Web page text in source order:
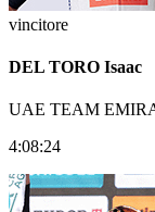
vincitore
DEL TORO Isaac
UAE TEAM
4:08:24